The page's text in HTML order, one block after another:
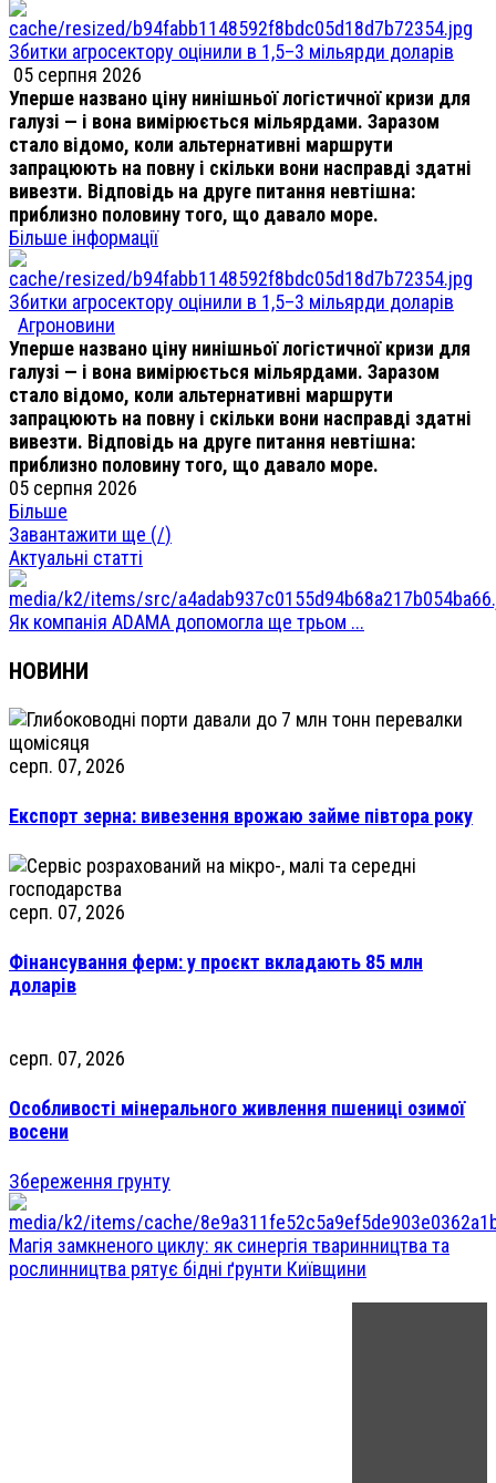
Збитки агросектору оцінили в 1,5–3 мільярди доларів
05 серпня 2026
Уперше названо ціну нинішньої логістичної кризи для
галузі — і вона вимірюється мільярдами. Заразом
стало відомо, коли альтернативні маршрути
запрацюють на повну і скільки вони насправді здатні
вивезти. Відповідь на друге питання невтішна:
приблизно половину того, що давало море.
Більше інформації
Збитки агросектору оцінили в 1,5–3 мільярди доларів
Агроновини
Уперше названо ціну нинішньої логістичної кризи для
галузі — і вона вимірюється мільярдами. Заразом
стало відомо, коли альтернативні маршрути
запрацюють на повну і скільки вони насправді здатні
вивезти. Відповідь на друге питання невтішна:
приблизно половину того, що давало море.
05 серпня 2026
Більше
Завантажити ще (/)
Актуальні статті
Як компанія ADAMA допомогла ще трьом ...
НОВИНИ
серп. 07, 2026
Експорт зерна: вивезення врожаю займе півтора року
серп. 07, 2026
Фінансування ферм: у проєкт вкладають 85 млн
доларів
серп. 07, 2026
Особливості мінерального живлення пшениці озимої
восени
Збереження грунту
Магія замкненого циклу: як синергія тваринництва та
рослинництва рятує бідні ґрунти Київщини